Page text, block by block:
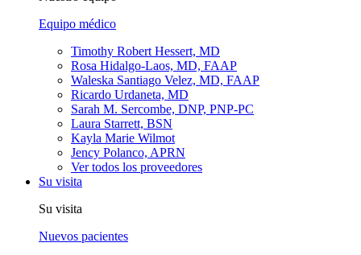
Equipo médico
Timothy Robert Hessert, MD
Rosa Hidalgo-Laos, MD, FAAP
Waleska Santiago Velez, MD, FAAP
Ricardo Urdaneta, MD
Sarah M. Sercombe, DNP, PNP-PC
Laura Starrett, BSN
Kayla Marie Wilmot
Jency Polanco, APRN
Ver todos los proveedores
Su visita
Su visita
Nuevos pacientes